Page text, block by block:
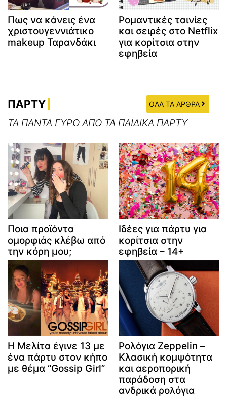
Πως να κάνεις ένα
χριστουγεννιάτικο
makeup Ταρανδάκι
Ρομαντικές ταινίες
και σειρές στο Netflix
για κορίτσια στην
εφηβεία
ΠΑΡΤΥ ΟΛΑ ΤΑ ΑΡΘΡΑ
ΤΑ ΠΑΝΤΑ ΓΥΡΩ ΑΠΟ ΤΑ ΠΑΙΔΙΚΑ ΠΑΡΤΥ
Ποια προϊόντα
ομορφιάς κλέβω από
την κόρη μου;
Ιδέες για πάρτυ για
κορίτσια στην
εφηβεία – 14+
Η Μελίτα έγινε 13 με
ένα πάρτυ στον κήπο
με θέμα “Gossip Girl”
Ρολόγια Zeppelin –
Κλασική κομψότητα
και αεροπορική
παράδοση στα
ανδρικά ρολόγια